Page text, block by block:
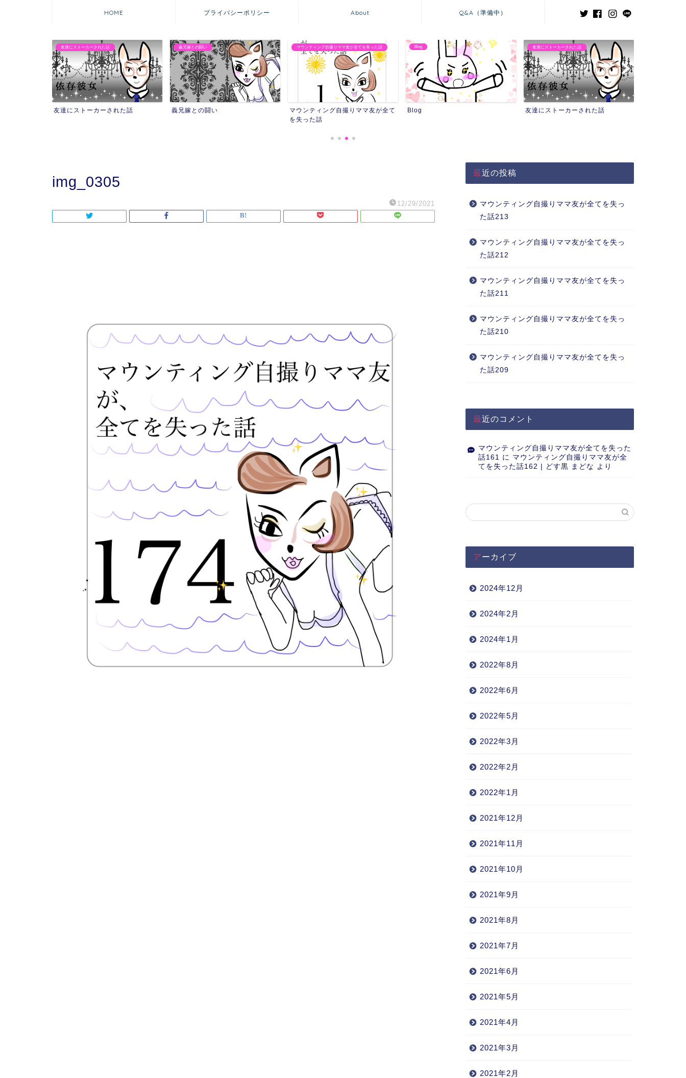
HOME プライバシーポリシー About Q&A（準備中）
義兄嫁との闘い
義兄嫁との闘い
マウンティング自撮りママ友が全てを失った話
マウンティング自撮りママ友が全て
Blog
Blog
友達にストーカーされた話
友達にストーカーされた話
義兄嫁との闘い
義兄嫁との闘い
img_0305
12/29/2021
最近の投稿
マウンティング自撮りママ友が全てを失っ
た話213
マウンティング自撮りママ友が全てを失っ
た話212
マウンティング自撮りママ友が全てを失っ
た話211
マウンティング自撮りママ友が全てを失っ
た話210
マウンティング自撮りママ友が全てを失っ
た話209
最近のコメント
マウンティング自撮りママ友が全てを失った
話161 に マウンティング自撮りママ友が全
てを失った話162 | どす黒 まどな より
アーカイブ
2024年12月
2024年2月
2024年1月
2022年8月
2022年6月
2022年5月
2022年3月
2022年2月
2022年1月
2021年12月
2021年11月
2021年10月
2021年9月
2021年8月
2021年7月
2021年6月
2021年5月
2021年4月
2021年3月
2021年2月